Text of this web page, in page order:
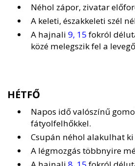
Néhol zápor, zivatar
A keleti, északkeleti szél
A hajnali 9, 15 fokról
közé melegszik fel a
HÉTFŐ
Napos idő valószínű
fátyolfelhőkkel.
Csupán néhol alakulhat
A légmozgás többnyire